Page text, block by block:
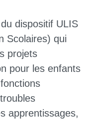
dispositif ULIS
Scolaires) qui
projets
pour les enfants
apprentissages,